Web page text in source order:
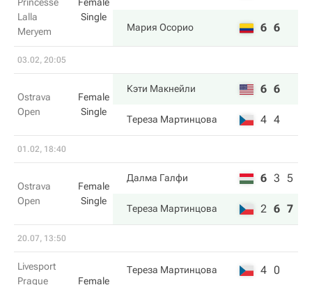
Lalla
Meryem
Single
Мария Осорио
6 6
03.02, 20:05
Ostrava
Open
Female
Single
Кэти Макнейли 6 6
Тереза Мартинцова 4 4
01.02, 18:40
Ostrava
Open
Female
Single
Далма Галфи 6 3 5
Тереза Мартинцова 2 6 7
20.07, 13:50
Livesport
Prague
Female
Тереза Мартинцова 4 0